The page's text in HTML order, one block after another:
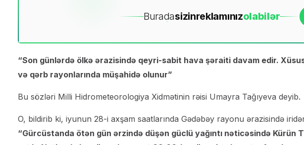
Buradasizinreklamınızolabilər
“Son günlərdə ölkə ərazisində qeyri-sabit hava şəraiti davam edir.
və qərb rayonlarında müşahidə olunur”
Bu sözləri Milli Hidrometeorologiya Xidmətinin rəisi Umayra Tağıyeva deyib.
O, bildirib ki, iyunun 28-i axşam saatlarında Gədəbəy rayonu ərazisində
“Gürcüstanda ötən gün ərzində düşən güclü yağıntı nəticəsində